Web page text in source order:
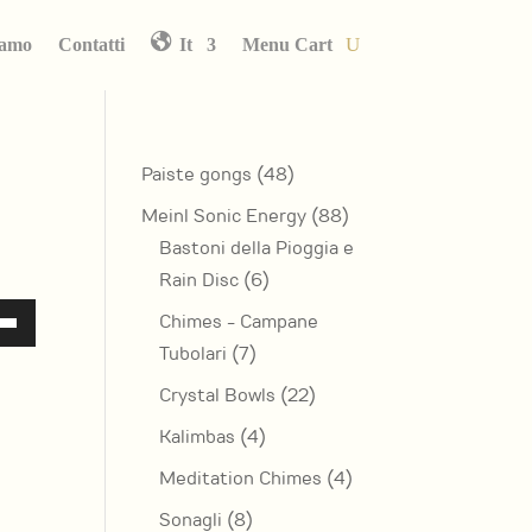
Contatti It Menu Cart
Paiste gongs 4848
prodotti
Meinl Sonic Energy 8888
prodotti
Bastoni della Pioggia e
Rain Disc 66
Chimes - Campane
Tubolari 77
prodotti
Crystal Bowls 2222
Kalimbas 44
prodotti
Meditation Chimes 44
Sonagli 88